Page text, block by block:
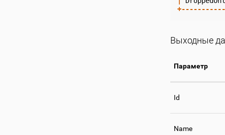
Выходные
Параметр
Id
Name